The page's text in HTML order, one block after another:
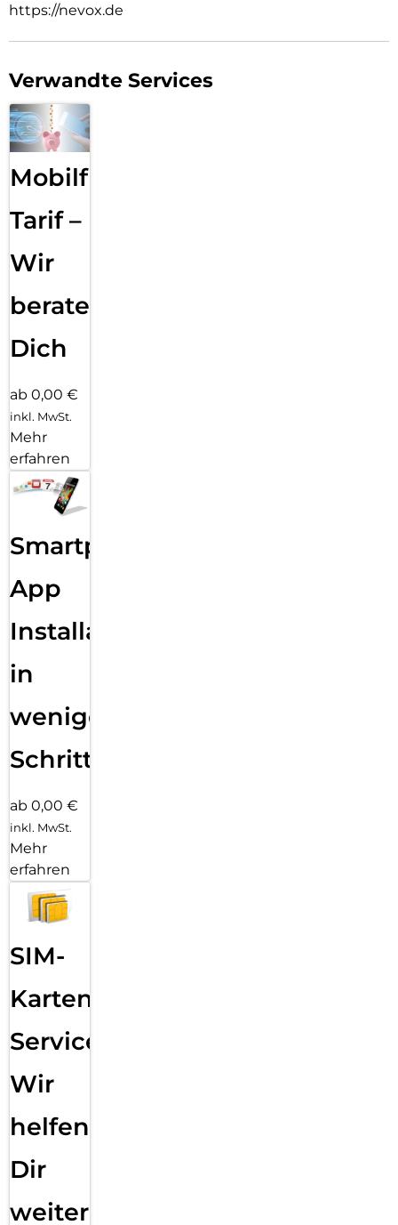
https://nevox.de
Verwandte Services
Mobilfunk
Tarif –
Wir
beraten
Dich
ab 0,00 €
inkl. MwSt.
Mehr
erfahren
Smartphone
App
Installation
in
wenigen
Schritten
ab 0,00 €
inkl. MwSt.
Mehr
erfahren
SIM-
Karten
Service:
Wir
helfen
Dir
weiter